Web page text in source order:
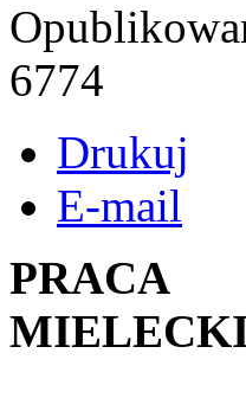
6774
Drukuj
E-mail
PRACA